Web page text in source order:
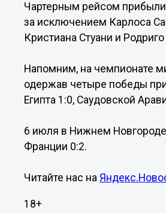
Чартерным рейсом
за исключением Карлоса
Кристиана Стуани и
Напомним, на чемпионате
одержав четыре победы
Египта 1:0, Саудовской
6 июля в Нижнем
Франции 0:2.
Читайте нас на
18+